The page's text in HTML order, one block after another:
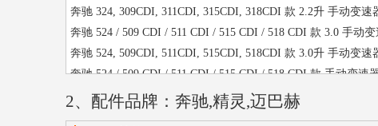
奔驰 324, 309CDI, 311CDI, 315CDI, 318CDI 款 2.2升 手动变速
奔驰 524 / 509 CDI / 511 CDI / 515 CDI / 518 CDI 款 3.0 手动
奔驰 524, 509CDI, 511CDI, 515CDI, 518CDI 款 3.0升 手动变速
奔驰 524 / 509 CDI / 511 CDI / 515 CDI / 518 CDI 款 手动变速
奔驰 524 / 509 CDI / 511 CDI / 515 CDI / 518 CDI 款 手动变速
2、配件品牌：奔驰,精灵,迈巴赫